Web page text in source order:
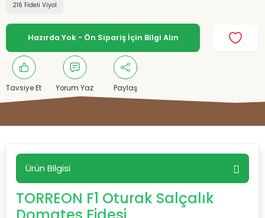
216 Fideli Viyol
Hazırda Yok - Ön Sipariş İçin Bilgi Alın
Tavsiye Et Yorum Yaz Paylaş
Ürün Bilgisi
TORREON F1 Oturak Salçalık